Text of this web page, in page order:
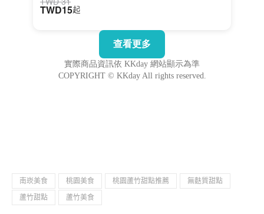
南崁美食 桃園美食 桃園蘆竹甜點推薦
無麩質甜點
蘆竹甜點
蘆竹美食